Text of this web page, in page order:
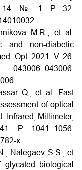
14. № 1. P. 32.
M.R., et al.
and non-diabetic
Opt. 2021. V. 26.
Q., et al. Fast
of optical
Infrared, Millimeter,
P. 1041–1056.
x
Nalegaev S.S., et
biological